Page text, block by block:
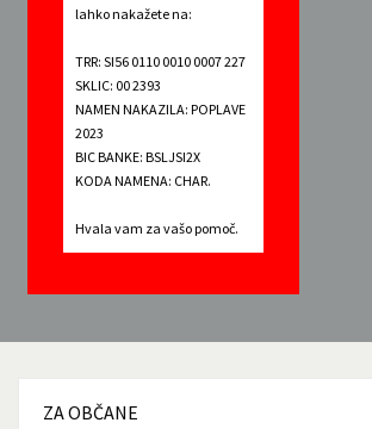
lahko nakažete na:
TRR: SI56 0110 0010 0007 227
SKLIC: 00 2393
NAMEN NAKAZILA: POPLAVE
2023
BIC BANKE: BSLJSI2X
KODA NAMENA: CHAR.
Hvala vam za vašo pomoč.
ZAOBČANE